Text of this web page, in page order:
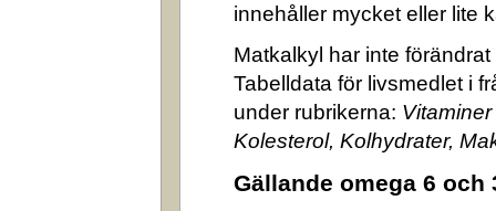
innehåller mycket eller lite
Matkalkyl har inte
Tabelldata för livsmedlet i
under rubrikerna:
Kolesterol, Kolhydrater,
Gällande omega 6 och